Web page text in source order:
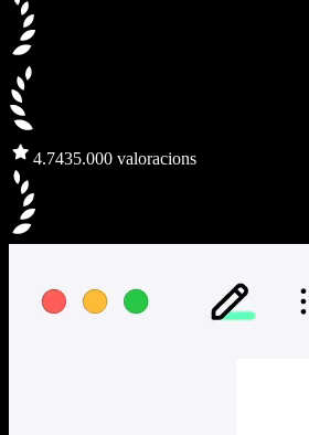
4.7435.000 valoracions